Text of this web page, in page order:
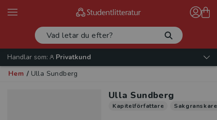
Handlar som:
Privatkund
Hem / Ulla Sundberg
Ulla Sundberg
Kapitelförfattare Sakgranskare